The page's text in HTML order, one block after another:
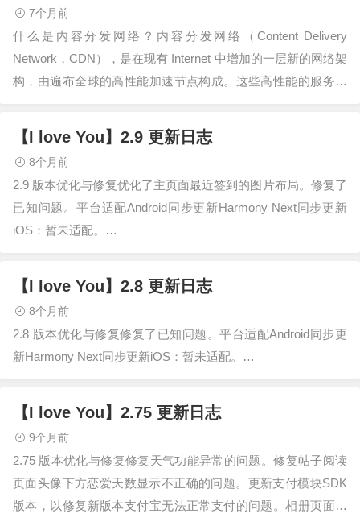
7个月前
什么是内容分发网络？内容分发网络（Content Delivery
Network，CDN），是在现有 Internet 中增加的一层新的网络架
构，由遍布全球的高性能加速节点构成。这些高性能的服务节
【I love You】2.9 更新日志
8个月前
2.9 版本优化与修复优化了主页面最近签到的图片布局。修复了
已知问题。平台适配Android同步更新Harmony Next同步更新
iOS：暂未适配。…
【I love You】2.8 更新日志
8个月前
2.8 版本优化与修复修复了已知问题。平台适配Android同步更
新Harmony Next同步更新iOS：暂未适配。…
【I love You】2.75 更新日志
9个月前
2.75 版本优化与修复修复天气功能异常的问题。修复帖子阅读
页面头像下方恋爱天数显示不正确的问题。更新支付模块SDK
版本，以修复新版本支付宝无法正常支付的问题。相册页面懒